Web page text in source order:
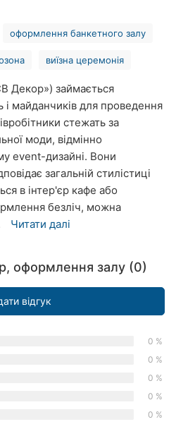
оформлення банкетного залу
виїзна церемонія
Декор») займається
майданчиків для проведення
стежать за
моди, відмінно
event-дизайні. Вони
загальній стилістиці
в інтер'єр кафе або
безліч, можна
Читати далі
оформлення залу (0)
відгук
0 %
0 %
0 %
0 %
0 %